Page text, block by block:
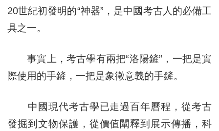
20世紀初發明的“神器”，是中國考古人的必備工
具之一。
事實上，考古學有兩把“洛陽鏟”，一把是實
際使用的手鏟，一把是象徵意義的手鏟。
中國現代考古學已走過百年曆程，從考古
發掘到文物保護，從價值闡釋到展示傳播，科